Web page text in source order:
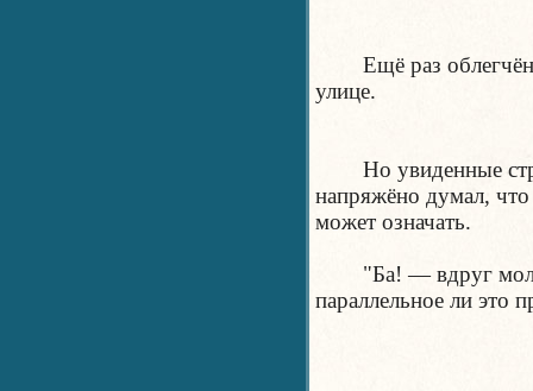
Ещё раз
улице.
Но увиденные
напряжёно думал,
может означать.
"Ба! — вдруг
параллельное ли это